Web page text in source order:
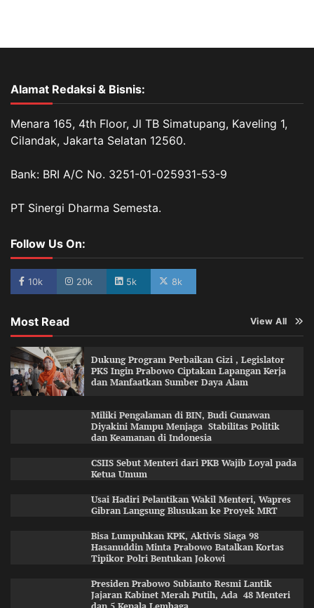
Alamat Redaksi & Bisnis:
Menara 165, 4th Floor, Jl TB Simatupang, Kaveling 1,
Cilandak, Jakarta Selatan 12560.
Bank: BRI A/C No. 3251-01-025931-53-9
PT Sinergi Dharma Semesta.
Follow Us On:
10k 20k 5k 8k
Most Read View All
Dukung Program Perbaikan Gizi , Legislator
PKS Ingin Prabowo Ciptakan Lapangan Kerja
dan Manfaatkan Sumber Daya Alam
Miliki Pengalaman di BIN, Budi Gunawan
Diyakini Mampu Menjaga Stabilitas Politik
dan Keamanan di Indonesia
CSIIS Sebut Menteri dari PKB Wajib Loyal pada
Ketua Umum
Usai Hadiri Pelantikan Wakil Menteri, Wapres
Gibran Langsung Blusukan ke Proyek MRT
Bisa Lumpuhkan KPK, Aktivis Siaga 98
Hasanuddin Minta Prabowo Batalkan Kortas
Tipikor Polri Bentukan Jokowi
Presiden Prabowo Subianto Resmi Lantik
Jajaran Kabinet Merah Putih, Ada 48 Menteri